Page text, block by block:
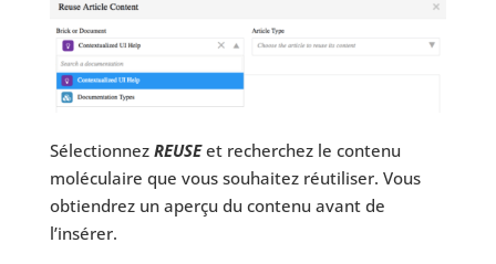
Sélectionnez REUSE et recherchez le contenu
moléculaire que vous souhaitez réutiliser. Vous
obtiendrez un aperçu du contenu avant de
l’insérer.